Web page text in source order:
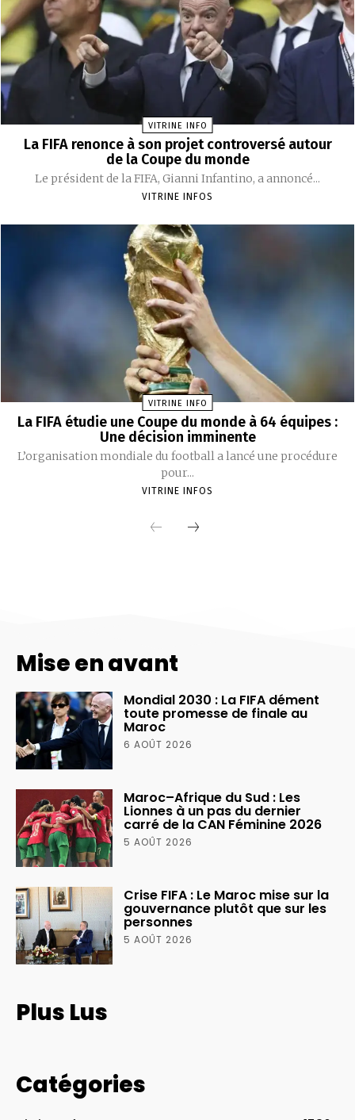
Mise en avant
Mondial 2030 : La FIFA dément
toute promesse de finale au
Maroc
6 AOÛT 2026
Maroc–Afrique du Sud : Les
Lionnes à un pas du dernier
carré de la CAN Féminine 2026
5 AOÛT 2026
Crise FIFA : Le Maroc mise sur la
gouvernance plutôt que sur les
personnes
5 AOÛT 2026
Plus Lus
Catégories